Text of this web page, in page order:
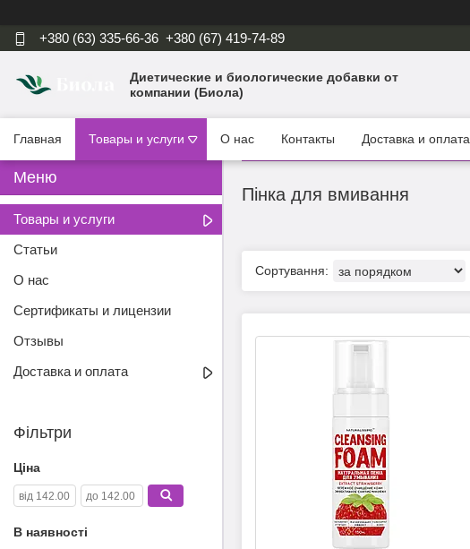
+380 (63) 335-66-36 +380 (67) 419-74-89
Диетические и биологические добавки от
компании (Биола)
Главная Товары и услуги О нас Контакты Доставка и оплата
Пінка для вмивання
Товары и услуги
Статьи
О нас
Сертификаты и лицензии
Отзывы
Доставка и оплата
Фільтри
Ціна
В наявності